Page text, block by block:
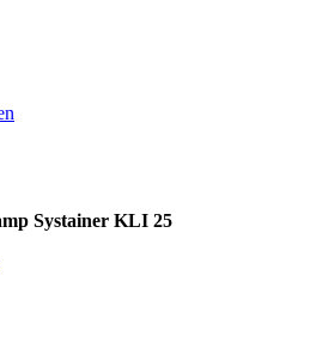
Systainer KLI 25